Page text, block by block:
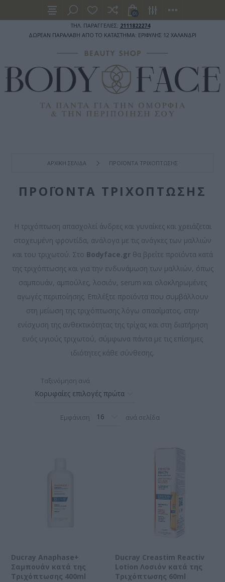
ΤΗΛ. ΠΑΡΑΓΓΕΛΙΕΣ: 2111822274
ΔΩΡΕΑΝ ΠΑΡΑΛΑΒΗ ΑΠΟ ΤΟ ΚΑΤΑΣΤΗΜΑ: ΕΡΙΦΥΛΗΣ 12 ΧΑΛΑΝΔΡΙ
(0)
ΑΡΧΙΚΉ ΣΕΛΊΔΑ ΠΡΟΪΟΝΤΑ ΤΡΙΧΟΠΤΩΣΗΣ
ΠΡΟΪΟΝΤΑ ΤΡΙΧΟΠΤΩΣΗΣ
Η τριχόπτωση απασχολεί άνδρες και γυναίκες και χρειάζεται
στοχευμένη φροντίδα, ανάλογα με τις ανάγκες των μαλλιών
και του τριχωτού. Στο Bodyface.grθα βρείτε προϊόντα κατά
της τριχόπτωσης και για την ενδυνάμωση των μαλλιών, όπως
σαμπουάν, αμπούλες, λοσιόν, serum και ολοκληρωμένες
αγωγές περιποίησης. Επιλέξτε προϊόντα που συμβάλλουν
στη μείωση της τριχόπτωσης λόγω σπασίματος, στην
ενίσχυση της ανθεκτικότητας της τρίχας και στη διατήρηση
ενός υγιούς τριχωτού, σύμφωνα πάντα με τις επίσημες
ιδιότητες κάθε σύνθεσης.
Ταξινόμηση ανά
Εμφάνιση ανά σελίδα
Ducray Anaphase+
Σαμπουάν κατά της
Τριχόπτωσης 400ml
Ducray Creastim Reactiv
Lotion Λοσιόν κατά της
Τριχόπτωσης 60ml